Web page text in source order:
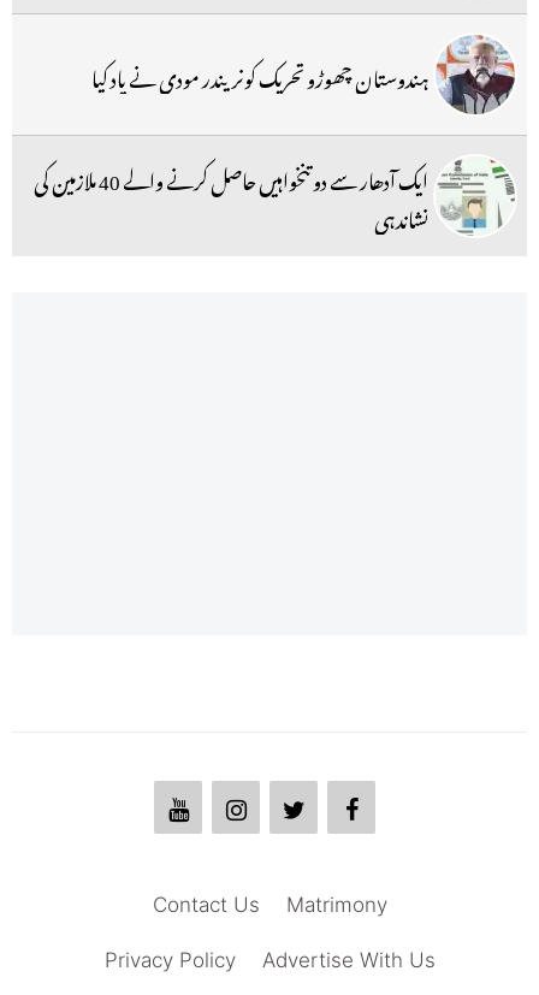
ہندوستان چھوڑو تحریک کونریندر مودی نے یاد کیا
ایک آدھار سے دو تنخواہیں حاصل کرنے والے 40 ملازمین کی
نشاندہی
Matrimony
Contact Us
Advertise With Us
Privacy Policy